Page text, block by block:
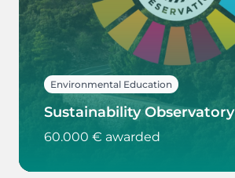
Environmental Education
Sustainability Observatory
60.000 € awarded